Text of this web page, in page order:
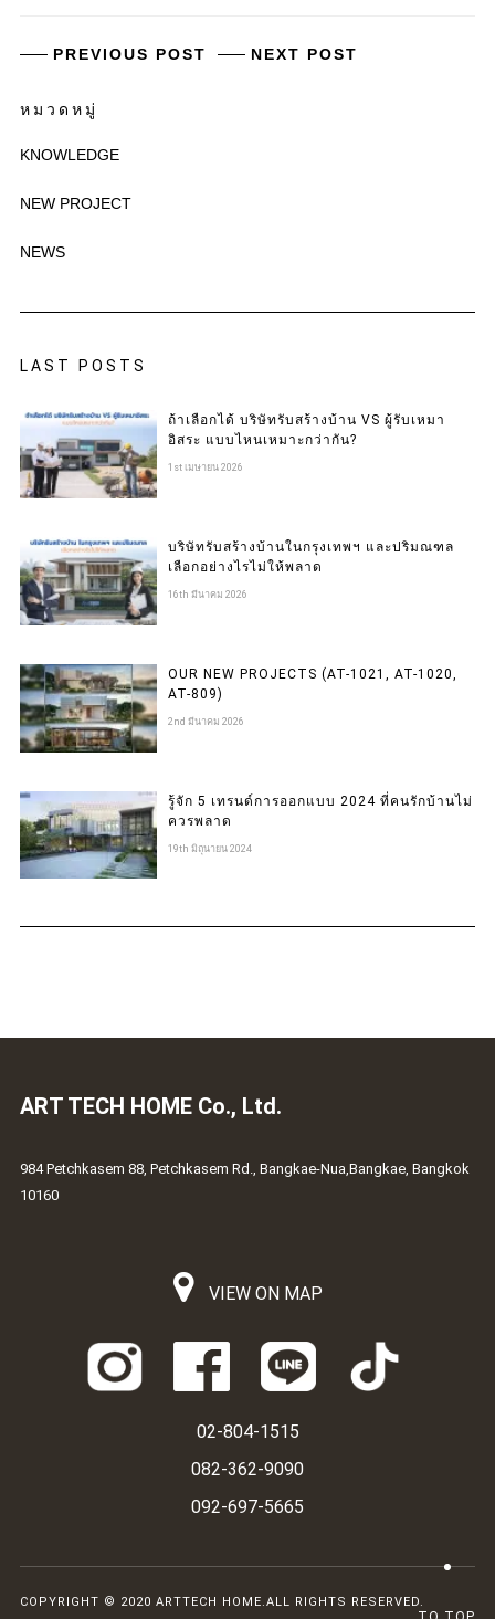
PREVIOUS POST NEXT POST
หมวดหมู่
KNOWLEDGE
NEW PROJECT
NEWS
LAST POSTS
ถ้าเลือกได้ บริษัทรับสร้างบ้าน VS ผู้รับเหมา
อิสระ แบบไหนเหมาะกว่ากัน?
1st เมษายน 2026
บริษัทรับสร้างบ้านในกรุงเทพฯ และปริมณฑล
เลือกอย่างไรไม่ให้พลาด
16th มีนาคม 2026
OUR NEW PROJECTS (AT-1021, AT-1020,
AT-809)
2nd มีนาคม 2026
รู้จัก 5 เทรนด์การออกแบบ 2024 ที่คนรักบ้านไม่
ควรพลาด
19th มิถุนายน 2024
ART TECH HOME Co., Ltd.
984 Petchkasem 88, Petchkasem Rd., Bangkae-Nua,Bangkae, Bangkok
10160
VIEW ON MAP
02-804-1515
082-362-9090
092-697-5665
COPYRIGHT © 2020 ARTTECH HOME.ALL RIGHTS RESERVED.